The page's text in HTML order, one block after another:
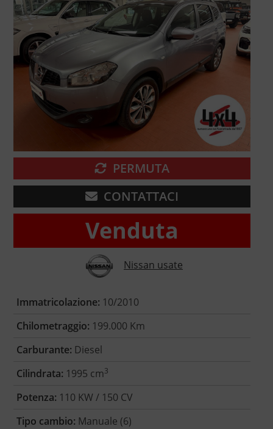
🔍
PERMUTA
CONTATTACI
Venduta
Nissan usate
Immatricolazione: 10/2010
Chilometraggio: 199.000 Km
Carburante: Diesel
Cilindrata: 1995 cm3
Potenza: 110 KW / 150 CV
Tipo cambio: Manuale (6)